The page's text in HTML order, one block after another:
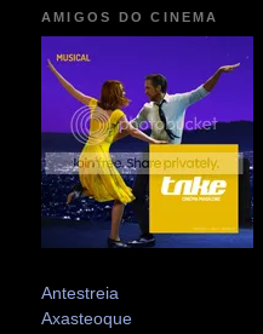
AMIGOS DO CINEMA
Antestreia
Axasteoque